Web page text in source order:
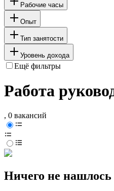
Рабочие часы
Опыт
Тип занятости
Уровень дохода
Ещё фильтры
Работа
, 0 вакансий
Ничего не нашлось